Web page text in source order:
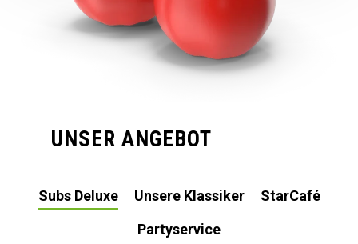
UNSER ANGEBOT
Subs Deluxe Unsere Klassiker
StarCafé
Partyservice